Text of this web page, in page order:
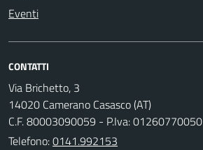
Eventi
CONTATTI
Via Brichetto, 3
14020 Camerano Casasco (AT)
C.F. 80003090059 - P.Iva: 01260770050
Telefono:0141.992153